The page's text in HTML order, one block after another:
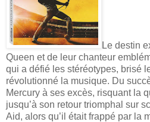
Le destin
Queen et de leur chanteur
qui a défié les stéréotypes, brisé
révolutionné la musique. Du
Mercury à ses excès, risquant la
jusqu’à son retour triomphal sur
Aid, alors qu’il était frappé par la